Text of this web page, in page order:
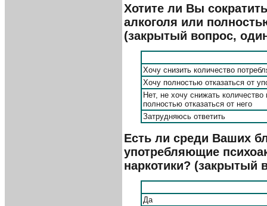
Хотите ли Вы
алкоголя или
(закрытый вопрос,
Хочу снизить количество
Хочу полностью отказаться от
Нет, не хочу снижать количество
полностью отказаться от него
Затрудняюсь ответить
Есть ли среди Ваших
употребляющие
наркотики? (закрытый
Да